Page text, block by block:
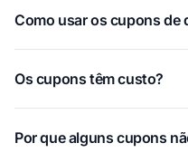
Como usar os cupons de
Os cupons têm custo?
Por que alguns cupons